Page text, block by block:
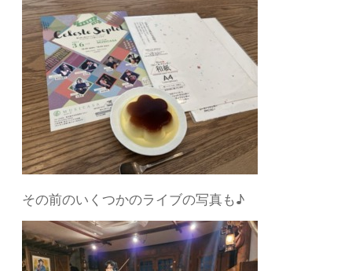
その前のいくつかのライブの写真も♪